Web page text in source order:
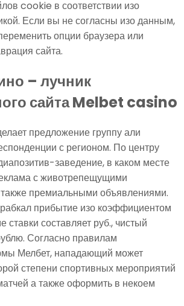
cookie в соответствии изо
Если вы не согласны изо данным,
опции браузера или
сайта.
– лучник
сайта Melbet casino
предложение группу али
с регионом. По центру
заведение, в каком месте
с животрепещущими
премиальными объявлениями.
прибытие изо коэффициентом
ставки составляет руб., чистый
Согласно правилам
Мелбет, нападающий может
степени спортивных мероприятий
а также оформить в некоем